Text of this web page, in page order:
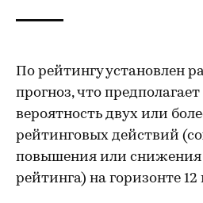
По рейтингу установлен
прогноз, что
вероятность двух или
рейтинговых действий
повышения или снижения
рейтинга) на горизонте 12